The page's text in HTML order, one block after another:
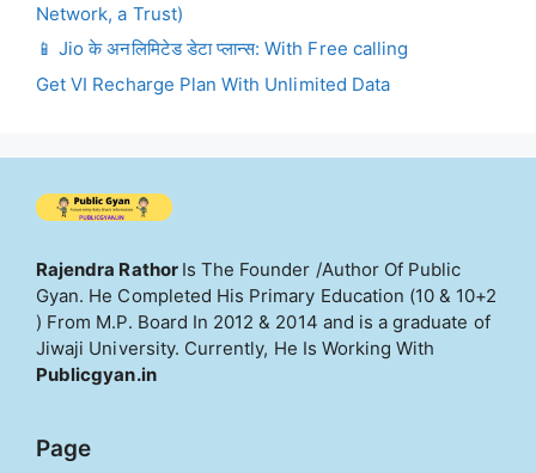
Network, a Trust)
📱 Jio के अनलिमिटेड डेटा प्लान्स: With Free calling
Get VI Recharge Plan With Unlimited Data
Rajendra Rathor Is The Founder /Author Of Public
Gyan. He Completed His Primary Education (10 & 10+2
) From M.P. Board In 2012 & 2014 and is a graduate of
Jiwaji University. Currently, He Is Working With
Publicgyan.in
Page